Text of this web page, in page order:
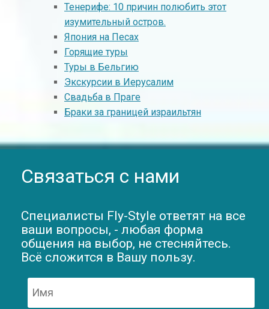
Тенерифе: 10 причин полюбить этот
изумительный остров.
Япония на Песах
Горящие туры
Туры в Бельгию
Экскурсии в Иерусалим
Свадьба в Праге
Браки за границей израильтян
Связаться с нами
Специалисты Fly-Style ответят на все
ваши вопросы, - любая форма
общения на выбор, не стесняйтесь.
Всё сложится в Вашу пользу.